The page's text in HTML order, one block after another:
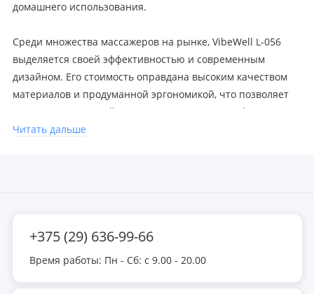
домашнего использования.
Среди множества массажеров на рынке, VibeWell L-056
выделяется своей эффективностью и современным
дизайном. Его стоимость оправдана высоким качеством
материалов и продуманной эргономикой, что позволяет
использовать устройство с максимальным комфортом. Не
упустите возможность улучшить свое самочувствие и
Читать дальше
+375 (29) 636-99-66
Время работы: Пн - Сб: с 9.00 - 20.00